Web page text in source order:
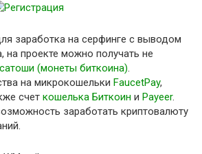
заработка на серфинге с выводом
на проекте можно получать не
сатоши (монеты биткоина).
на микрокошельки FaucetPay,
счет кошелька Биткоин и Payeer.
заработать криптовалюту